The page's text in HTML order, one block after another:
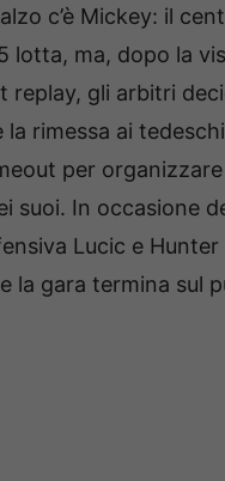
c’è Mickey: il
lotta, ma, dopo la
replay, gli arbitri
la rimessa ai
per organizzare
suoi. In occasione
Lucic e Hunter
la gara termina sul